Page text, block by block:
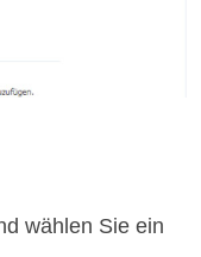
wählen Sie ein